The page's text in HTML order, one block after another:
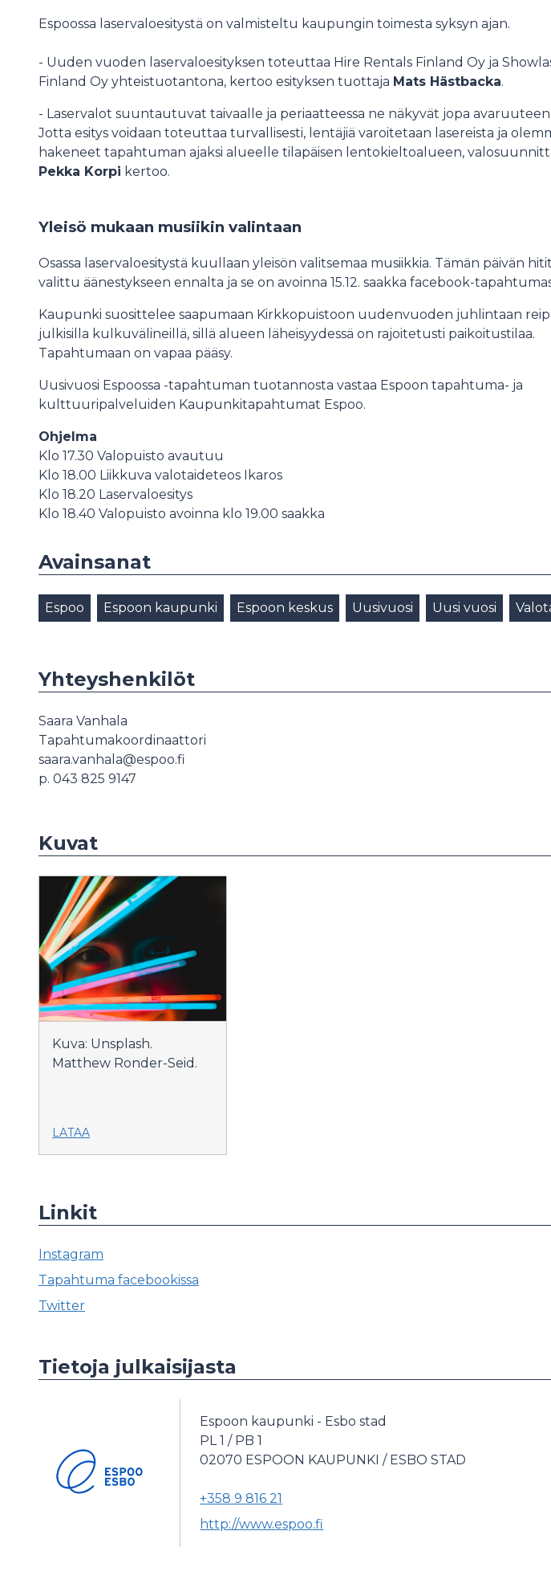
Espoossa laservaloesitystä on valmisteltu kaupungin toimesta syksyn ajan.
- Uuden vuoden laservaloesityksen toteuttaa Hire Rentals Finland Oy ja
Finland Oy yhteistuotantona, kertoo esityksen tuottaja Mats Hästbacka.
- Laservalot suuntautuvat taivaalle ja periaatteessa ne näkyvät jopa avaruuteen
Jotta esitys voidaan toteuttaa turvallisesti, lentäjiä varoitetaan lasereista ja
hakeneet tapahtuman ajaksi alueelle tilapäisen lentokieltoalueen,
Pekka Korpi kertoo.
Yleisö mukaan musiikin valintaan
Osassa laservaloesitystä kuullaan yleisön valitsemaa musiikkia. Tämän päivän
valittu äänestykseen ennalta ja se on avoinna 15.12. saakka facebook-
Kaupunki suosittelee saapumaan Kirkkopuistoon uudenvuoden juhlintaan
julkisilla kulkuvälineillä, sillä alueen läheisyydessä on rajoitetusti paikoitustilaa.
Tapahtumaan on vapaa pääsy.
Uusivuosi Espoossa -tapahtuman tuotannosta vastaa Espoon tapahtuma- ja
kulttuuripalveluiden Kaupunkitapahtumat Espoo.
Ohjelma
Klo 17.30 Valopuisto avautuu
Klo 18.00 Liikkuva valotaideteos Ikaros
Klo 18.20 Laservaloesitys
Klo 18.40 Valopuisto avoinna klo 19.00 saakka
Avainsanat
Espoo Espoon kaupunki Espoon keskus Uusivuosi Uusi vuosi
Yhteyshenkilöt
Saara Vanhala
Tapahtumakoordinaattori
saara.vanhala@espoo.fi
p. 043 825 9147
Kuvat
Kuva: Unsplash.
Matthew Ronder-Seid.
LATAA
Linkit
Instagram
Tapahtuma facebookissa
Twitter
Tietoja julkaisijasta
Espoon kaupunki - Esbo stad
PL 1 / PB 1
02070 ESPOON KAUPUNKI / ESBO STAD
+358 9 816 21
http://www.espoo.fi